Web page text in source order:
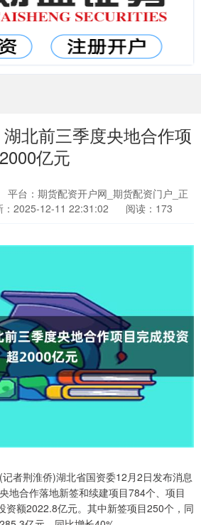
北前三季度央地合作项
亿元
平台：期货配资开户网_期货配资门户_正
：2025-12-11 22:31:02 阅读：173
荆淮侨)湖北省国资委12月2日发布消息
地合作落地新签和续建项目784个、项目
资额2022.8亿元。其中新签项目250个，同